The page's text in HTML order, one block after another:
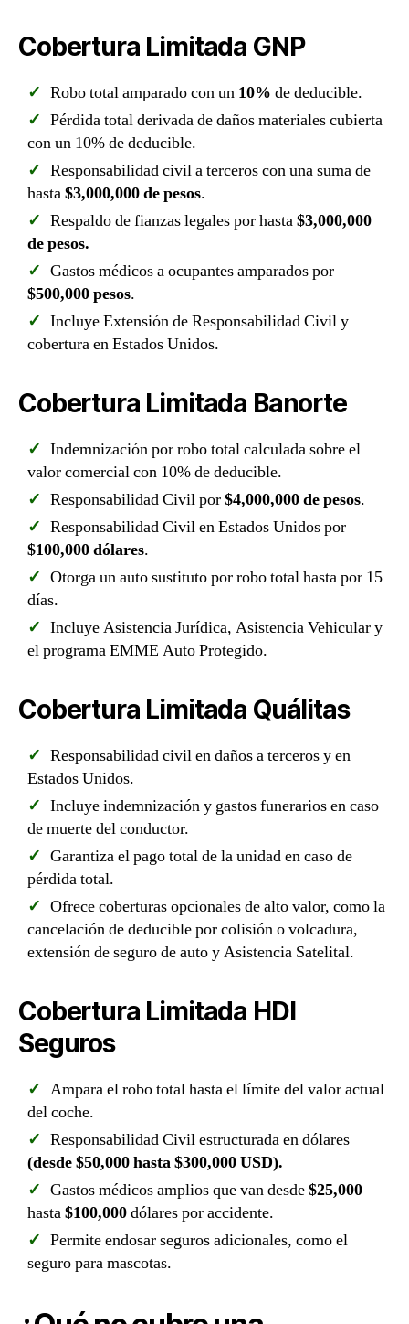
Cobertura Limitada GNP
Robo total amparado con un 10% de deducible.
Pérdida total derivada de daños materiales cubierta
con un 10% de deducible.
Responsabilidad civil a terceros con una suma de
hasta$3,000,000 de pesos.
Respaldo de fianzas legales por hasta$3,000,000
de pesos.
Gastos médicos a ocupantes amparados por
$500,000 pesos.
Incluye Extensión de Responsabilidad Civil y
cobertura en Estados Unidos.
Cobertura Limitada Banorte
Indemnización por robo total calculada sobre el
valor comercial con 10% de deducible.
Responsabilidad Civil por$4,000,000 de pesos.
Responsabilidad Civil en Estados Unidos por
$100,000 dólares.
Otorga un auto sustituto por robo total hasta por 15
días.
Incluye Asistencia Jurídica, Asistencia Vehicular y
el programa EMME Auto Protegido.
Cobertura Limitada Quálitas
Responsabilidad civil en daños a terceros y en
Estados Unidos.
Incluye indemnización y gastos funerarios en caso
de muerte del conductor.
Garantiza el pago total de la unidad en caso de
pérdida total.
Ofrece coberturas opcionales de alto valor, como la
cancelación de deducible por colisión o volcadura,
extensión de seguro de auto y Asistencia Satelital.
Cobertura Limitada HDI
Seguros
Ampara el robo total hasta el límite del valor actual
del coche.
Responsabilidad Civil estructurada en dólares
(desde $50,000 hasta $300,000 USD).
Gastos médicos amplios que van desde$25,000
hasta$100,000dólares por accidente.
Permite endosar seguros adicionales, como el
seguro para mascotas.